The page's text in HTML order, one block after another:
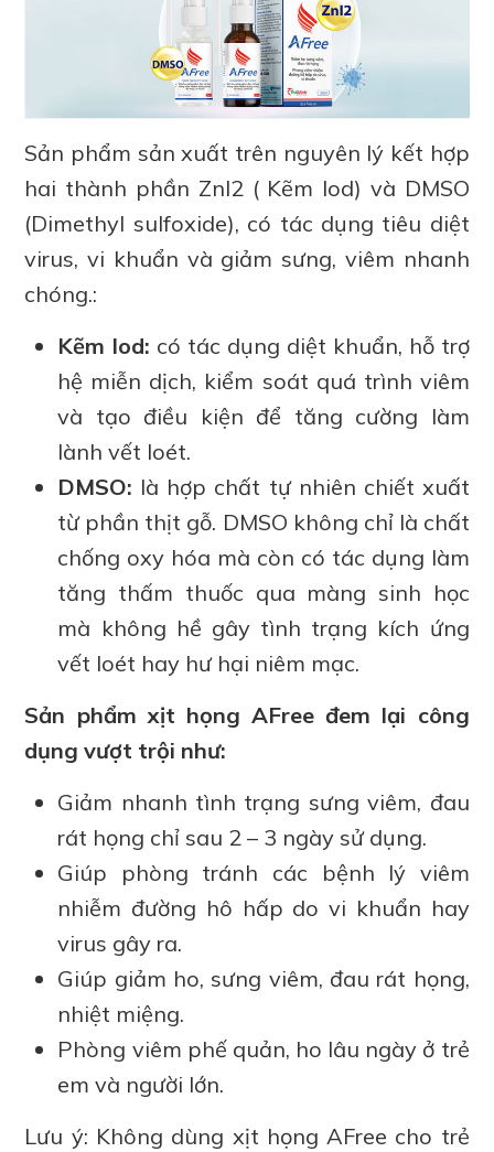
Sản phẩm sản xuất trên nguyên lý kết hợp
hai thành phần ZnI2 ( Kẽm lod) và DMSO
(Dimethyl sulfoxide), có tác dụng tiêu diệt
virus, vi khuẩn và giảm sưng, viêm nhanh
chóng.:
Kẽm Iod: có tác dụng diệt khuẩn, hỗ trợ
hệ miễn dịch, kiểm soát quá trình viêm
và tạo điều kiện để tăng cường làm
lành vết loét.
DMSO: là hợp chất tự nhiên chiết xuất
từ phần thịt gỗ. DMSO không chỉ là chất
chống oxy hóa mà còn có tác dụng làm
tăng thấm thuốc qua màng sinh học
mà không hề gây tình trạng kích ứng
vết loét hay hư hại niêm mạc.
Sản phẩm xịt họng AFree đem lại công
dụng vượt trội như:
Giảm nhanh tình trạng sưng viêm, đau
rát họng chỉ sau 2 – 3 ngày sử dụng.
Giúp phòng tránh các bệnh lý viêm
nhiễm đường hô hấp do vi khuẩn hay
virus gây ra.
Giúp giảm ho, sưng viêm, đau rát họng,
nhiệt miệng.
Phòng viêm phế quản, ho lâu ngày ở trẻ
em và người lớn.
Lưu ý: Không dùng xịt họng AFree cho trẻ